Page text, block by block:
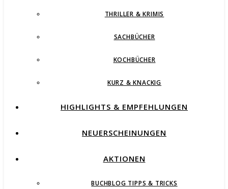
THRILLER & KRIMIS
SACHBÜCHER
KOCHBÜCHER
KURZ & KNACKIG
HIGHLIGHTS & EMPFEHLUNGEN
NEUERSCHEINUNGEN
AKTIONEN
BUCHBLOG TIPPS & TRICKS